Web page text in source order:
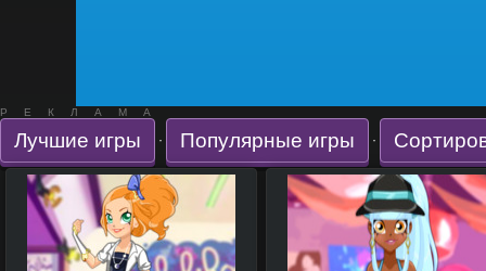
РЕКЛАМА
Лучшие игры · Популярные игры ·